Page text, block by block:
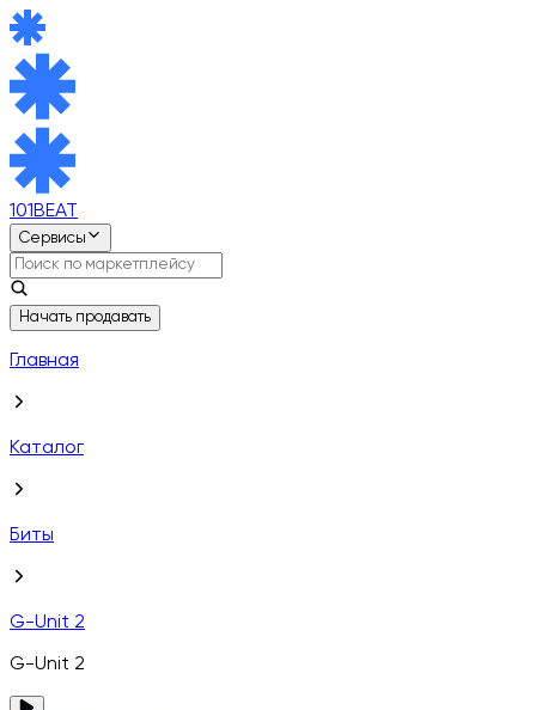
101BEAT
Сервисы
Начать продавать
Главная
Каталог
Биты
G-Unit 2
G-Unit 2